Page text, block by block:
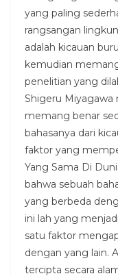
yang paling
rangsangan
adalah kicauan
kemudian
penelitian yang
Shigeru
memang benar
bahasanya dari
faktor yang
Yang Sama Di
bahwa sebuah
yang berbeda
ini lah yang
satu faktor
dengan yang lain.
tercipta secara